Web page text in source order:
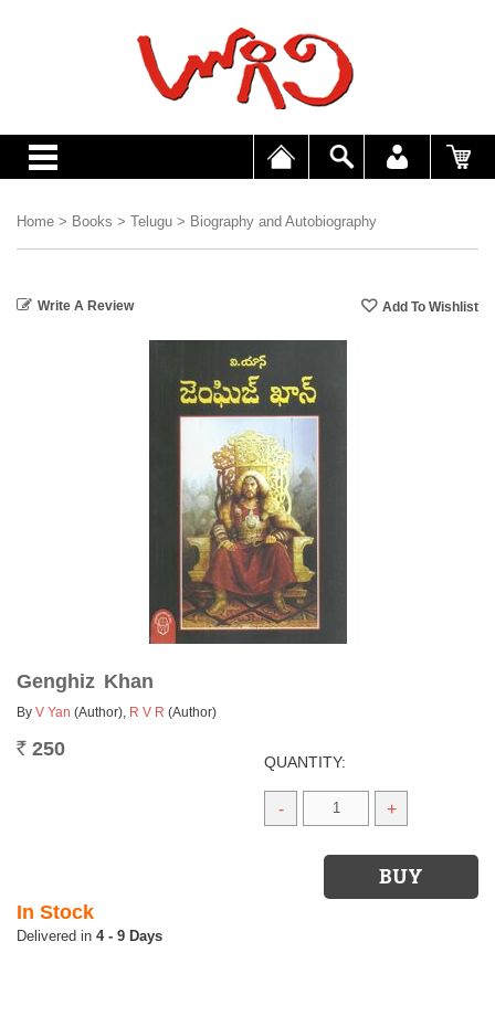
Home > Books > Telugu > Biography and Autobiography
Write A Review
Genghiz Khan
By V Yan (Author), R V R (Author)
Rs. 250
QUANTITY:
- +
In Stock
4 - 9 Days